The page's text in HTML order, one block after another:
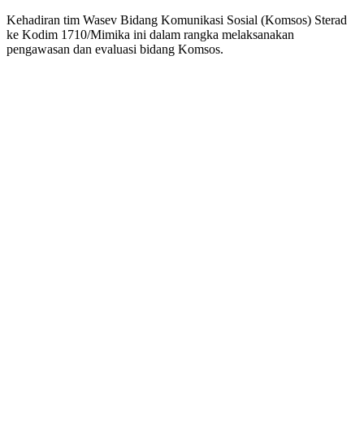
Kehadiran tim Wasev Bidang Komunikasi Sosial (Komsos) Sterad
ke Kodim 1710/Mimika ini dalam rangka melaksanakan
pengawasan dan evaluasi bidang Komsos.